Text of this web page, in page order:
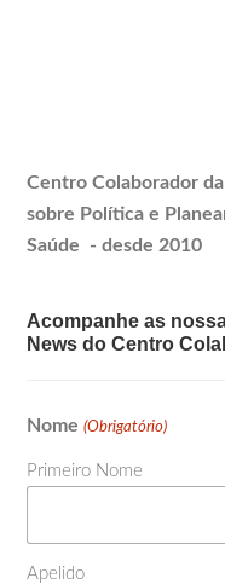
Centro Colaborador
sobre Política e
Saúde - desde 2010
Acompanhe as
News do Centro
Nome (Obrigatório)
Primeiro Nome
Apelido